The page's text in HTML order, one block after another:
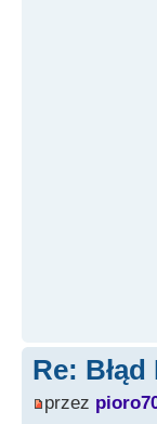
Re:
przez